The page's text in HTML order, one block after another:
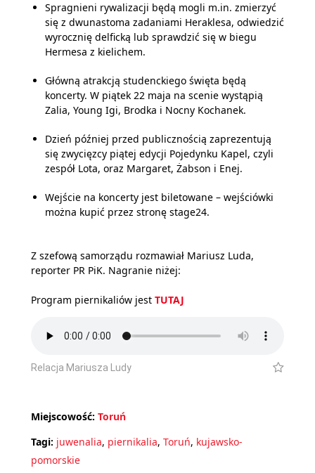
Spragnieni rywalizacji będą mogli m.in. zmierzyć
się z dwunastoma zadaniami Heraklesa, odwiedzić
wyrocznię delficką lub sprawdzić się w biegu
Hermesa z kielichem.
Główną atrakcją studenckiego święta będą
koncerty. W piątek 22 maja na scenie wystąpią
Zalia, Young Igi, Brodka i Nocny Kochanek.
Dzień później przed publicznością zaprezentują
się zwycięzcy piątej edycji Pojedynku Kapel, czyli
zespół Lota, oraz Margaret, Żabson i Enej.
Wejście na koncerty jest biletowane – wejściówki
można kupić przez stronę stage24.
Z szefową samorządu rozmawiał Mariusz Luda,
reporter PR PiK. Nagranie niżej:
Program piernikaliów jest TUTAJ
Relacja Mariusza Ludy
Miejscowość: Toruń
Tagi: juwenalia, piernikalia, Toruń, kujawsko-
pomorskie